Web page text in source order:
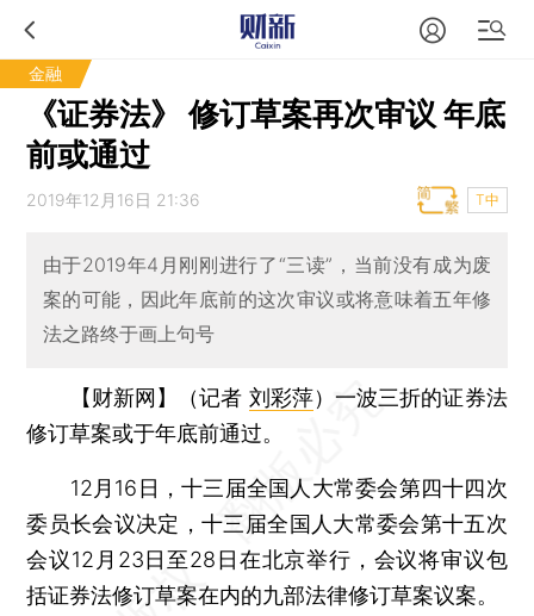
金融
《证券法》 修订草案再次审议 年底
前或通过
2019年12月16日 21:36 T中
由于2019年4月刚刚进行了“三读”，当前没有成为废
案的可能，因此年底前的这次审议或将意味着五年修
法之路终于画上句号
【财新网】（记者 刘彩萍） 一波三折的证券法
修订草案或于年底前通过。
12月16日，十三届全国人大常委会第四十四次
委员长会议决定，十三届全国人大常委会第十五次
会议12月23日至28日在北京举行，会议将审议包
括证券法修订草案在内的九部法律修订草案议案。